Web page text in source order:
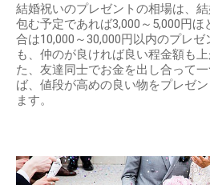
結婚祝いのプレゼントの相場は、
包む予定であれば3,000～5,000円
合は10,000～30,000円以内のプレ
も、仲のが良ければ良い程金額も
た、友達同士でお金を出し合って
ば、値段が高めの良い物をプレゼ
ます。